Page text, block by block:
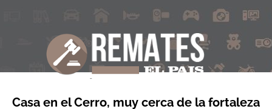
Casa en el Cerro, muy cerca de la fortaleza